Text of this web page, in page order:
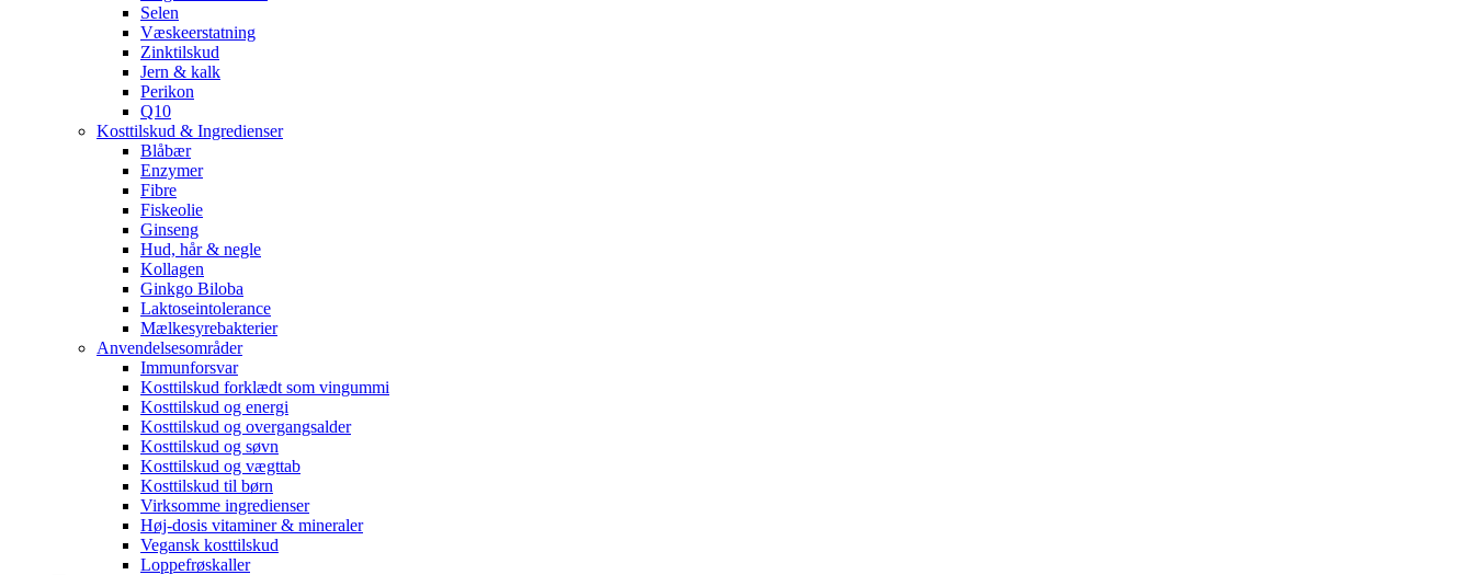
Selen
Væskeerstatning
Zinktilskud
Jern & kalk
Perikon
Q10
Kosttilskud & Ingredienser
Blåbær
Enzymer
Fibre
Fiskeolie
Ginseng
Hud, hår & negle
Kollagen
Ginkgo Biloba
Laktoseintolerance
Mælkesyrebakterier
Anvendelsesområder
Immunforsvar
Kosttilskud forklædt som vingummi
Kosttilskud og energi
Kosttilskud og overgangsalder
Kosttilskud og søvn
Kosttilskud og vægttab
Kosttilskud til børn
Virksomme ingredienser
Høj-dosis vitaminer & mineraler
Vegansk kosttilskud
Loppefrøskaller